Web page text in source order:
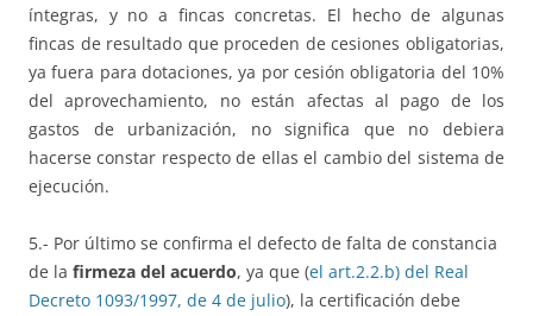
íntegras, y no a fincas concretas. El hecho de algunas
fincas de resultado que proceden de cesiones obligatorias,
ya fuera para dotaciones, ya por cesión obligatoria del 10%
del aprovechamiento, no están afectas al pago de los
gastos de urbanización, no significa que no debiera
hacerse constar respecto de ellas el cambio del sistema de
ejecución.
5.- Por último se confirma el defecto de falta de constancia
de la firmeza del acuerdo, ya que (el art.2.2.b) del Real
Decreto 1093/1997, de 4 de julio), la certificación debe